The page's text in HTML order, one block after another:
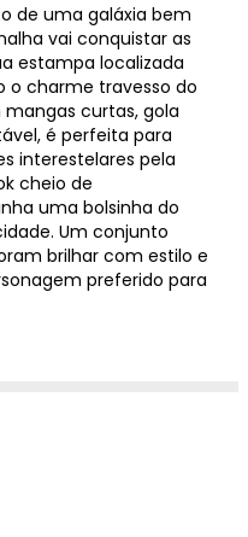
de uma galáxia bem
vai conquistar as
estampa localizada
o charme travesso do
curtas, gola
é perfeita para
interestelares pela
cheio de
uma bolsinha do
Um conjunto
brilhar com estilo e
preferido para